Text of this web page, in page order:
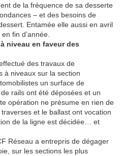
de la fréquence de sa desserte
– et des besoins de
Entamée elle aussi en avril
fin d’année.
niveau en faveur des
des travaux de
à niveaux sur la section
un surface de
rails ont été déposées et un
opération ne présume en rien de
et le ballast ont vocation
de la ligne est décidée… et
Réseau a entrepris de dégager
sur les sections les plus